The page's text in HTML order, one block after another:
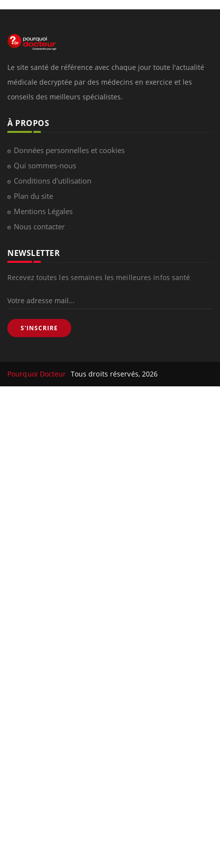
Le site santé de référence avec chaque jour toute l'actualité
médicale decryptée par des médecins en exercice et les
conseils des meilleurs spécialistes.
À PROPOS
Données personnelles et cookies
Qui sommes-nous
Conditions d'utilisation
Plan du site
Mentions Légales
Nous contacter
NEWSLETTER
Recevez toutes les semaines les meilleures infos santé
S'INSCRIRE
Pourquoi Docteur Tous droits réservés, 2026